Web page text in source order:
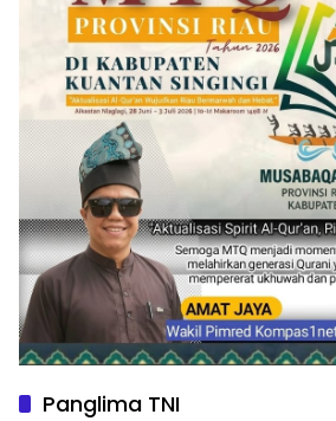
Panglima TNI